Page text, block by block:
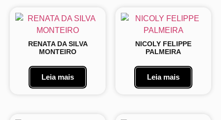
RENATA DA SILVA
MONTEIRO
Leia mais
NICOLY FELIPPE
PALMEIRA
Leia mais